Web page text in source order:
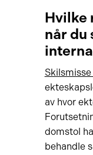
Hvilke
når du
av hvor
domstol
behandle